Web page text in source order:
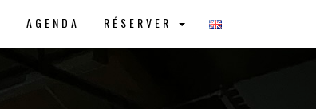
AGENDA RÉSERVER